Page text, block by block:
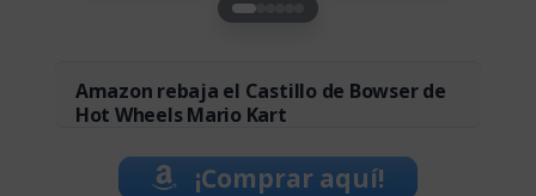
Amazon rebaja el Castillo de Bowser de
Hot Wheels Mario Kart
¡Comprar aquí!